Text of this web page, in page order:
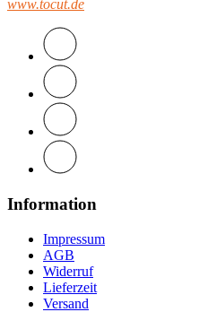
www.tocut.de
Information
Impressum
AGB
Widerruf
Lieferzeit
Versand